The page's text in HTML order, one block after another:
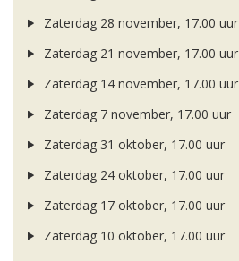
Zaterdag 28 november, 17.00 uur
Zaterdag 21 november, 17.00 uur
Zaterdag 14 november, 17.00 uur
Zaterdag 7 november, 17.00 uur
Zaterdag 31 oktober, 17.00 uur
Zaterdag 24 oktober, 17.00 uur
Zaterdag 17 oktober, 17.00 uur
Zaterdag 10 oktober, 17.00 uur